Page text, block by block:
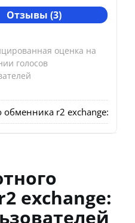
Отзывы (3)
оценка на
голосов
обменника r2 exchange:
exchange: